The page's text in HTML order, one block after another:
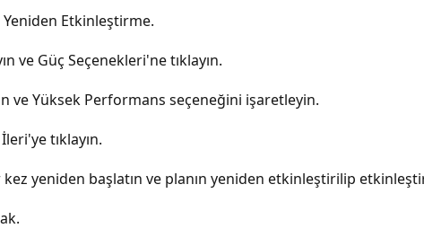
Yeniden Etkinleştirme.
ve Güç Seçenekleri'ne tıklayın.
ve Yüksek Performans seçeneğini işaretleyin.
tıklayın.
yeniden başlatın ve planın yeniden etkinleştirilip